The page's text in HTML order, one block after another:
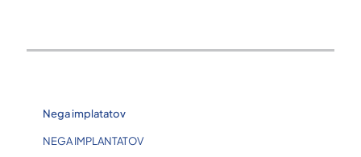
Nega implatatov
NEGA IMPLANTATOV